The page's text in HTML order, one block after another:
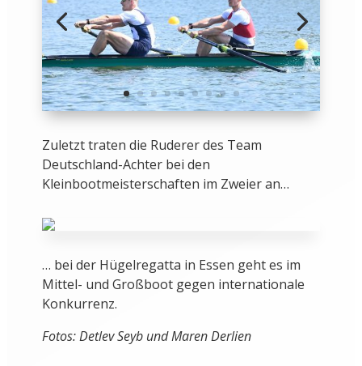
Zuletzt traten die Ruderer des Team
Deutschland-Achter bei den
Kleinbootmeisterschaften im Zweier an…
… bei der Hügelregatta in Essen geht es im
Mittel- und Großboot gegen internationale
Konkurrenz.
Fotos: Detlev Seyb und Maren Derlien